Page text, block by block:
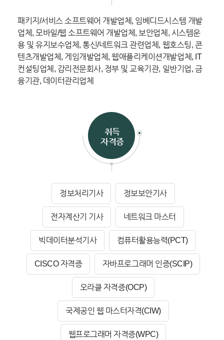
패키지/서비스 소프트웨어 개발업체, 임베디드시스템 개발
업체, 모바일/웹 소프트웨어 개발업체, 보안업체, 시스템운
용 및 유지보수업체, 통신/네트워크 관련업체, 웹호스팅, 콘
텐츠개발업체, 게임개발업체, 웹애플리케이션개발업체, IT
컨설팅업체, 감리전문회사, 정부 및 교육기관, 일반기업, 금
융기관, 데이터관리업체
취득
자격증
정보처리기사 정보보안기사
전자계산기 기사 네트워크 마스터
빅데이터분석기사 컴퓨터활용능력(PCT)
CISCO 자격증 자바프로그래머 인증(SCIP)
오라클 자격증(OCP)
국제공인 웹 마스터자격(CIW)
웹프로그래머 자격증(WPC)